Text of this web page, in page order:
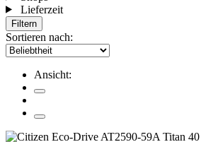
Lieferzeit
Filtern
Sortieren nach:
Ansicht: